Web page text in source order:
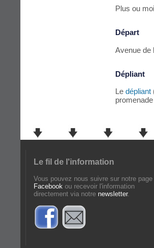
Plus ou
Départ
Avenue de
Dépliant
Le dépliant
Le fil de l'information
Vous pouvez nous suivre sur notre page
Facebook ou recevoir l'information
directement via notre newsletter.